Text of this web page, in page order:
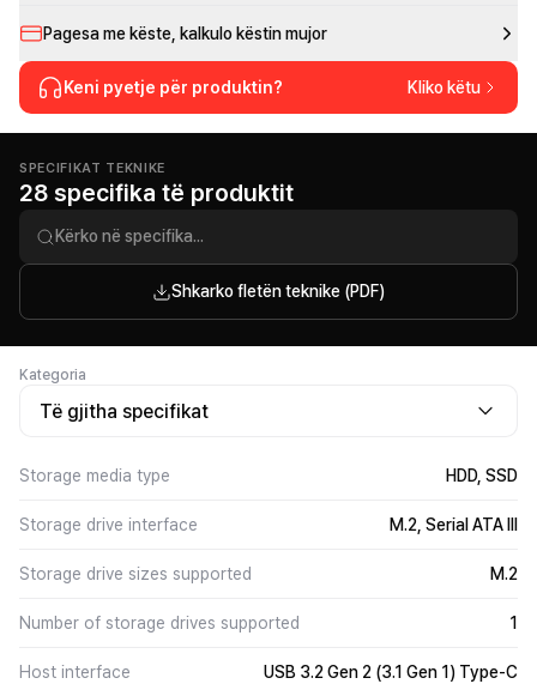
Pagesa me këste, kalkulo këstin mujor
Keni pyetje për produktin? Kliko këtu
SPECIFIKAT TEKNIKE
28 specifika të produktit
Shkarko fletën teknike (PDF)
Kategoria
Të gjitha specifikat
Storage media type HDD, SSD
Storage drive interface M.2, Serial ATA III
Storage drive sizes supported M.2
Number of storage drives supported 1
Host interface USB 3.2 Gen 2 (3.1 Gen 1) Type-C